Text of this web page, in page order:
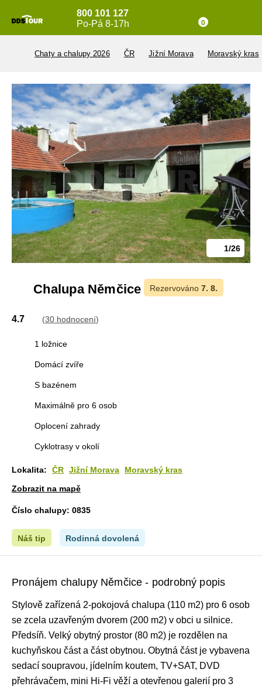
800 101 127
Po-Pá 8-17h
0
Chaty a chalupy 2026 ČR Jižní Morava Moravský kras
1/26
Chalupa Němčice Rezervováno 7. 8.
4.7 (30 hodnocení)
1 ložnice
Domácí zvíře
S bazénem
Maximálně pro 6 osob
Oplocení zahrady
Cyklotrasy v okolí
Lokalita: ČR Jižní Morava
Moravský kras
Zobrazit na mapě
Číslo chalupy: 0835
Náš tip Rodinná dovolená
Pronájem chalupy Němčice - podrobný popis
Stylově zařízená 2-pokojová chalupa (110 m2) pro 6 osob
se zcela uzavřeným dvorem (200 m2) v obci u silnice.
Předsíň. Velký obytný prostor (80 m2) je rozdělen na
kuchyňskou část a část obytnou. Obytná část je vybavena
sedací soupravou, jídelním koutem, TV+SAT, DVD
přehrávačem, mini Hi-Fi věží a otevřenou galerií pro 3